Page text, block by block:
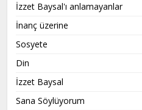
İzzet Baysal'ı anlamayanlar
İnanç üzerine
Sosyete
Din
İzzet Baysal
Sana Söylüyorum